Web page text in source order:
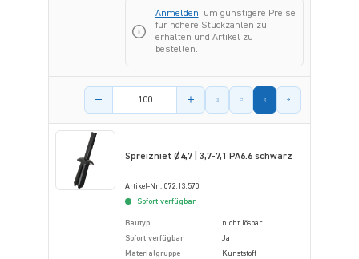
Anmelden, um günstigere Preise
für höhere Stückzahlen zu
erhalten und Artikel zu
bestellen.
Menge des Artikels
Spreizniet Ø4,7 | 3,7-7,1 PA6.6 schwarz
Artikel-Nr.: 072.13.570
Sofort verfügbar
Bautyp
nicht lösbar
Sofort verfügbar
Ja
Materialgruppe
Kunststoff